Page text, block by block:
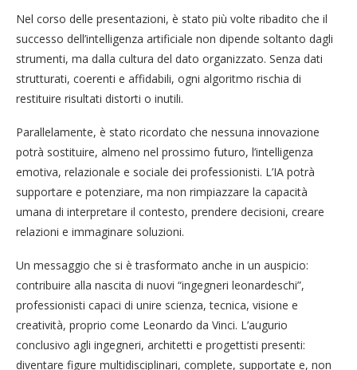
Nel corso delle presentazioni, è stato più volte ribadito che il
successo dell’intelligenza artificiale non dipende soltanto dagli
strumenti, ma dalla cultura del dato organizzato. Senza dati
strutturati, coerenti e affidabili, ogni algoritmo rischia di
restituire risultati distorti o inutili.
Parallelamente, è stato ricordato che nessuna innovazione
potrà sostituire, almeno nel prossimo futuro, l’intelligenza
emotiva, relazionale e sociale dei professionisti. L’IA potrà
supportare e potenziare, ma non rimpiazzare la capacità
umana di interpretare il contesto, prendere decisioni, creare
relazioni e immaginare soluzioni.
Un messaggio che si è trasformato anche in un auspicio:
contribuire alla nascita di nuovi “ingegneri leonardeschi”,
professionisti capaci di unire scienza, tecnica, visione e
creatività, proprio come Leonardo da Vinci. L’augurio
conclusivo agli ingegneri, architetti e progettisti presenti:
diventare figure multidisciplinari, complete, supportate e, non